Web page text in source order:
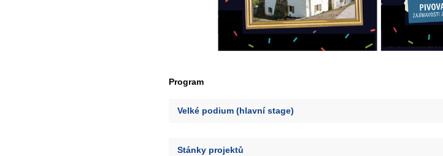
Program
Velké podium (hlavní stage)
Stánky projektů